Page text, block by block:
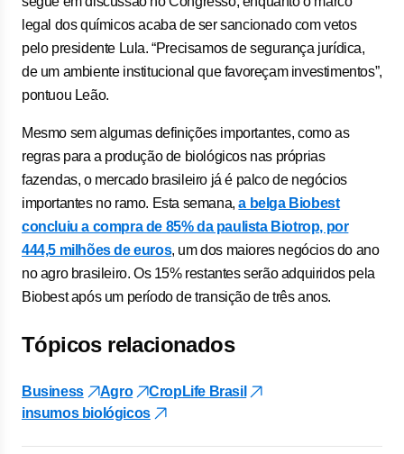
legal dos químicos acaba de ser sancionado com vetos
pelo presidente Lula. “Precisamos de segurança jurídica,
de um ambiente institucional que favoreçam investimentos”,
pontuou Leão.
Mesmo sem algumas definições importantes, como as
regras para a produção de biológicos nas próprias
fazendas, o mercado brasileiro já é palco de negócios
importantes no ramo. Esta semana,a belga Biobest
concluiu a compra de 85% da paulista Biotrop, por
444,5 milhões de euros, um dos maiores negócios do ano
no agro brasileiro. Os 15% restantes serão adquiridos pela
Biobest após um período de transição de três anos.
Tópicos relacionados
Business Agro
CropLife Brasil
insumos biológicos